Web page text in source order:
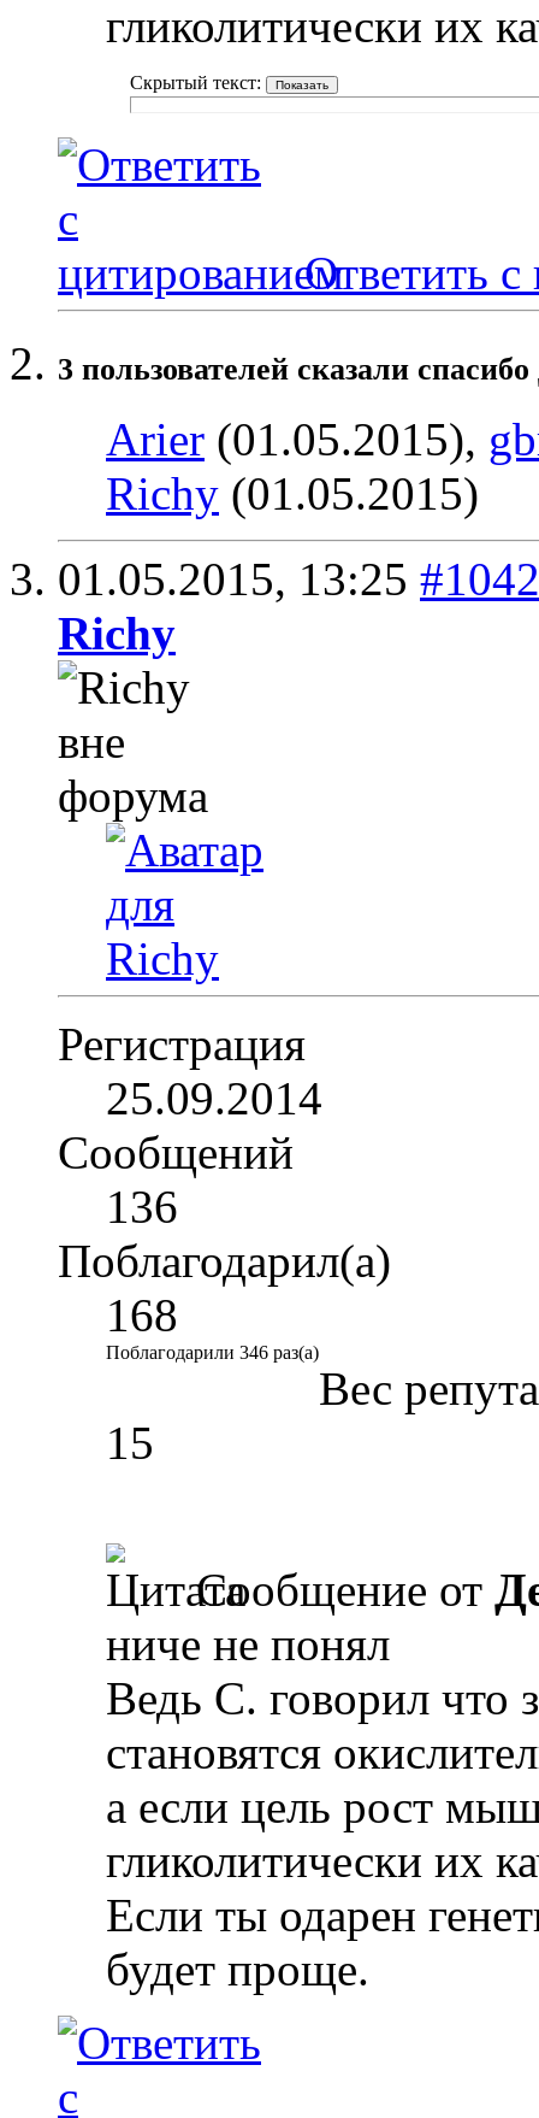
гликолитически их
Скрытый текст:
Ответить с
3 пользователей сказали
Arier (01.05.2015),
Richy (01.05.2015)
01.05.2015, 13:25 #1042
Richy
Регистрация
25.09.2014
Сообщений
136
Поблагодарил(а)
168
Поблагодарили 346 раз(а)
Вес
15
Сообщение от
ниче не понял
Ведь С. говорил что
становятся
а если цель рост
гликолитически их
Если ты одарен
будет проще.